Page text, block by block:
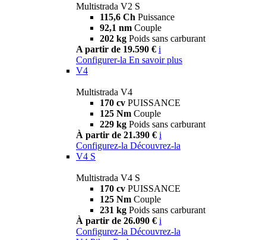
Multistrada V2 S
115,6 Ch Puissance
92,1 nm Couple
202 kg Poids sans carburant
A partir de 19.590 € i
Configurer-la En savoir plus
V4
Multistrada V4
170 cv PUISSANCE
125 Nm Couple
229 kg Poids sans carburant
À partir de 21.390 € i
Configurez-la Découvrez-la
V4 S
Multistrada V4 S
170 cv PUISSANCE
125 Nm Couple
231 kg Poids sans carburant
À partir de 26.090 € i
Configurez-la Découvrez-la